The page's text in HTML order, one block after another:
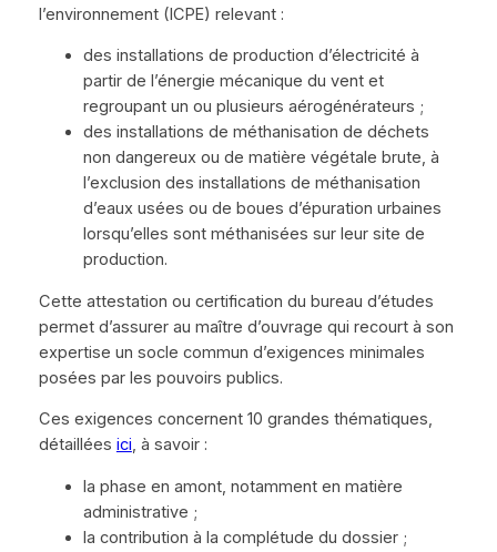
l’environnement (ICPE) relevant :
des installations de production d’électricité à
partir de l’énergie mécanique du vent et
regroupant un ou plusieurs aérogénérateurs ;
des installations de méthanisation de déchets
non dangereux ou de matière végétale brute, à
l’exclusion des installations de méthanisation
d’eaux usées ou de boues d’épuration urbaines
lorsqu’elles sont méthanisées sur leur site de
production.
Cette attestation ou certification du bureau d’études
permet d’assurer au maître d’ouvrage qui recourt à son
expertise un socle commun d’exigences minimales
posées par les pouvoirs publics.
Ces exigences concernent 10 grandes thématiques,
détaillées ici, à savoir :
la phase en amont, notamment en matière
administrative ;
la contribution à la complétude du dossier ;